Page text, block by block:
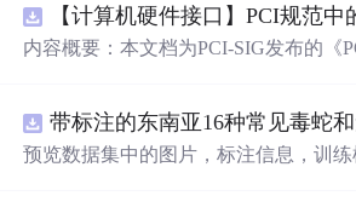
内容概要：本文档为PCI-SIG发布的《
ity IDs）以
预览数据集中的图片，标注信息，训